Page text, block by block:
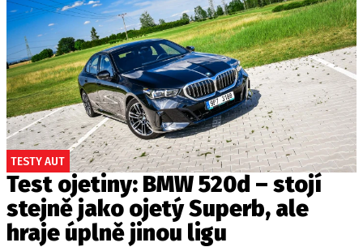
TESTY AUT
Test ojetiny: BMW 520d – stojí
stejně jako ojetý Superb, ale
hraje úplně jinou ligu